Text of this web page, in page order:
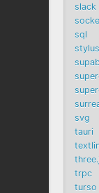
slack
sql
stylus
svg
tauri
trpc
turso